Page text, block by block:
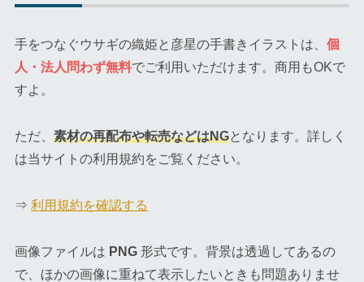
手をつなぐウサギの織姫と彦星の手書きイラストは、個
人・法人問わず無料でご利用いただけます。商用もOKで
すよ。
ただ、素材の再配布や転売などはNGとなります。詳しく
は当サイトの利用規約をご覧ください。
⇒利用規約を確認する
画像ファイルは PNG 形式です。背景は透過してあるの
で、ほかの画像に重ねて表示したいときも問題ありませ